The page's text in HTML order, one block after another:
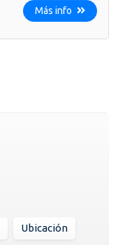
Más info
Ubicación